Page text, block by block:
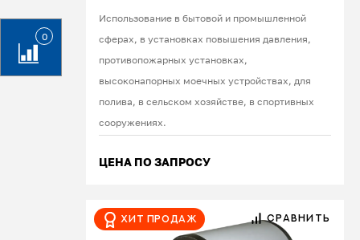
0
Использование в бытовой и промышленной
сферах, в установках повышения давления,
противопожарных установках,
высоконапорных моечных устройствах, для
полива, в сельском хозяйстве, в спортивных
сооружениях.
ЦЕНА ПО ЗАПРОСУ
Хит продаж СРАВНИТЬ